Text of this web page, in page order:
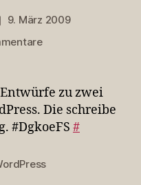
9. März 2009
zu
die
jahrealten
Ent…
zu zwei
Die schreibe
#DgkoeFS #